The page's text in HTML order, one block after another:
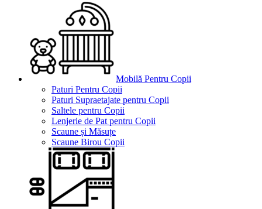
Mobilă Pentru Copii
Paturi Pentru Copii
Paturi Supraetajate pentru Copii
Saltele pentru Copii
Lenjerie de Pat pentru Copii
Scaune și Măsuțe
Scaune Birou Copii